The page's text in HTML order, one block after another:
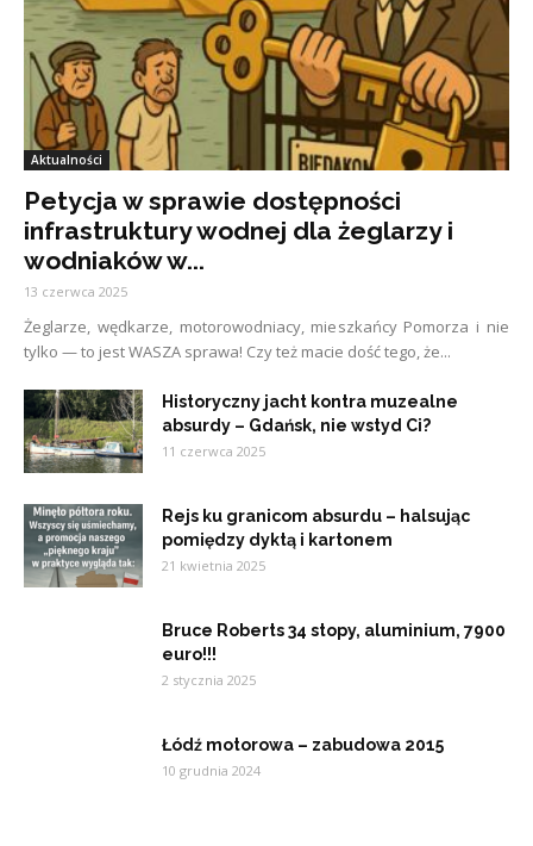
Aktualności
Petycja w sprawie dostępności
infrastruktury wodnej dla żeglarzy i
wodniaków w...
13 czerwca 2025
Żeglarze, wędkarze, motorowodniacy, mieszkańcy Pomorza i nie
tylko — to jest WASZA sprawa! Czy też macie dość tego, że...
Historyczny jacht kontra muzealne
absurdy – Gdańsk, nie wstyd Ci?
11 czerwca 2025
Rejs ku granicom absurdu – halsując
pomiędzy dyktą i kartonem
21 kwietnia 2025
Bruce Roberts 34 stopy, aluminium, 7900
euro!!!
2 stycznia 2025
Łódź motorowa – zabudowa 2015
10 grudnia 2024